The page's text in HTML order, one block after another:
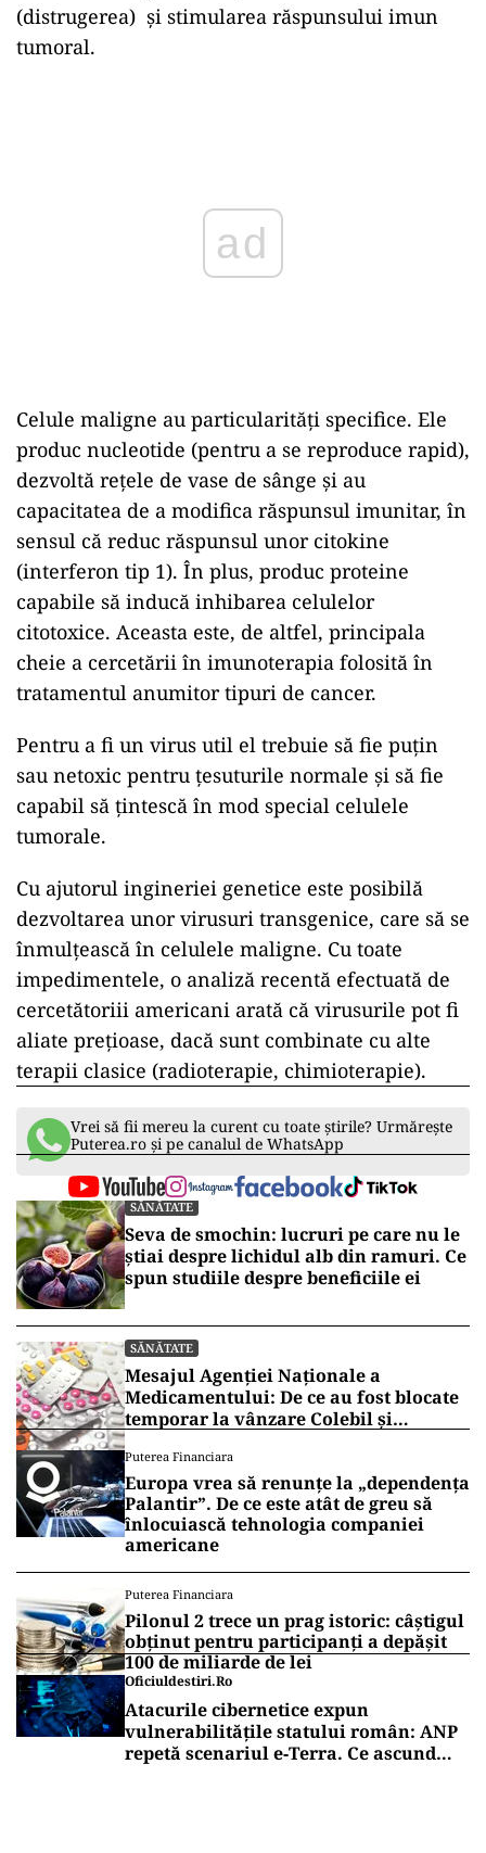
(distrugerea) și stimularea răspunsului imun
tumoral.
Celule maligne au particularități specifice. Ele
produc nucleotide (pentru a se reproduce rapid),
dezvoltă rețele de vase de sânge și au
capacitatea de a modifica răspunsul imunitar, în
sensul că reduc răspunsul unor citokine
(interferon tip 1). În plus, produc proteine
capabile să inducă inhibarea celulelor
citotoxice. Aceasta este, de altfel, principala
cheie a cercetării în imunoterapia folosită în
tratamentul anumitor tipuri de cancer.
Pentru a fi un virus util el trebuie să fie puțin
sau netoxic pentru țesuturile normale și să fie
capabil să țintescă în mod special celulele
tumorale.
Cu ajutorul ingineriei genetice este posibilă
dezvoltarea unor virusuri transgenice, care să se
înmulțească în celulele maligne. Cu toate
impedimentele, o analiză recentă efectuată de
cercetătoriii americani arată că virusurile pot fi
aliate prețioase, dacă sunt combinate cu alte
terapii clasice (radioterapie, chimioterapie).
Vrei să fii mereu la curent cu toate știrile? Urmărește
Puterea.ro și pe canalul de WhatsApp
SĂNĂTATE
Seva de smochin: lucruri pe care nu le
știai despre lichidul alb din ramuri. Ce
spun studiile despre beneficiile ei
SĂNĂTATE
Mesajul Agenției Naționale a
Medicamentului: De ce au fost blocate
temporar la vânzare Colebil și
Puterea Financiara
Europa vrea să renunțe la „dependența
Palantir”. De ce este atât de greu să
înlocuiască tehnologia companiei
americane
Puterea Financiara
Pilonul 2 trece un prag istoric: câștigul
obținut pentru participanți a depășit
100 de miliarde de lei
Oficiuldestiri.ro
Atacurile cibernetice expun
vulnerabilitățile statului român: ANP
repetă scenariul e‑Terra. Ce ascund